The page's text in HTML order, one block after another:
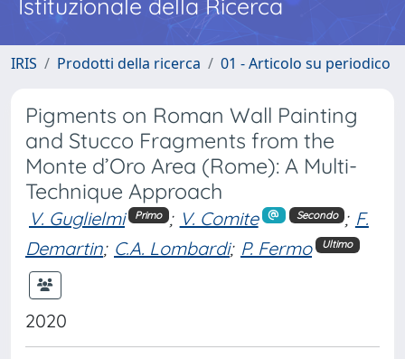
Istituzionale della Ricerca
IRIS Prodotti della ricerca 01 - Articolo su periodico
Pigments on Roman Wall Painting
and Stucco Fragments from the
Monte d’Oro Area (Rome): A Multi-
Technique Approach
V. Guglielmi Primo ; V. Comite Secondo ; F.
Demartin; C.A. Lombardi; P. Fermo Ultimo
2020